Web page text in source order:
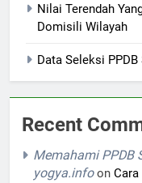
Nilai Terendah
Domisili Wilayah
Data Seleksi
Recent
Memahami PPDB
yogya.infoon Cara